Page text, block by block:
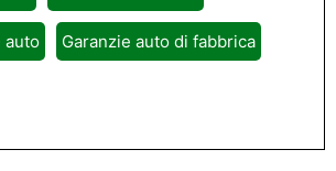
auto Garanzie auto di fabbrica